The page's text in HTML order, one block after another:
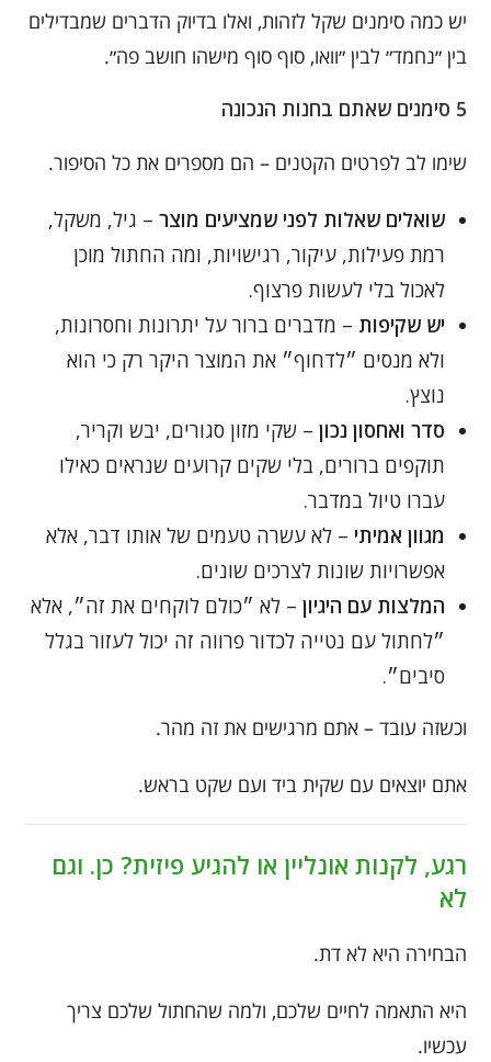
יש כמה סימנים שקל לזהות, ואלו בדיוק הדברים שמבדילים
בין ״נחמד״ לבין ״וואו, סוף סוף מישהו חושב פה״.
5 סימנים שאתם בחנות הנכונה
שימו לב לפרטים הקטנים – הם מספרים את כל הסיפור.
שואלים שאלות לפני שמציעים מוצר – גיל, משקל,
רמת פעילות, עיקור, רגישויות, ומה החתול מוכן
לאכול בלי לעשות פרצוף.
יש שקיפות – מדברים ברור על יתרונות וחסרונות,
ולא מנסים ״לדחוף״ את המוצר היקר רק כי הוא
נוצץ.
סדר ואחסון נכון – שקי מזון סגורים, יבש וקריר,
תוקפים ברורים, בלי שקים קרועים שנראים כאילו
עברו טיול במדבר.
מגוון אמיתי – לא עשרה טעמים של אותו דבר, אלא
אפשרויות שונות לצרכים שונים.
המלצות עם היגיון – לא ״כולם לוקחים את זה״, אלא
״לחתול עם נטייה לכדור פרווה זה יכול לעזור בגלל
סיבים״.
וכשזה עובד – אתם מרגישים את זה מהר.
אתם יוצאים עם שקית ביד ועם שקט בראש.
רגע, לקנות אונליין או להגיע פיזית? כן. וגם
לא
הבחירה היא לא דת.
היא התאמה לחיים שלכם, ולמה שהחתול שלכם צריך
עכשיו.